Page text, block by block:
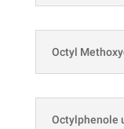
Octyl
Octylphenole